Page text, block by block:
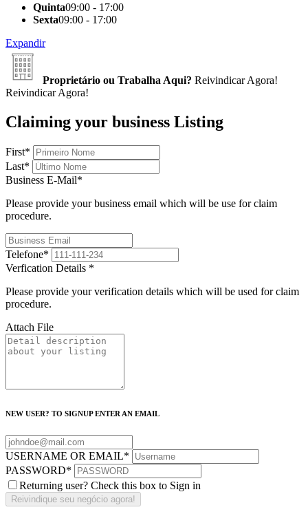
Quinta09:00 - 17:00
Sexta09:00 - 17:00
Expandir
Proprietário ou Trabalha Aqui? Reivindicar Agora!
Reivindicar Agora!
Claiming your business Listing
First*
Last*
Business E-Mail*
Please provide your business email which will be use for claim
procedure.
Telefone*
Verfication Details *
Please provide your verification details which will be used for claim
procedure.
Attach File
NEW USER? TO SIGNUP ENTER AN EMAIL
USERNAME OR EMAIL*
PASSWORD*
Returning user? Check this box to Sign in